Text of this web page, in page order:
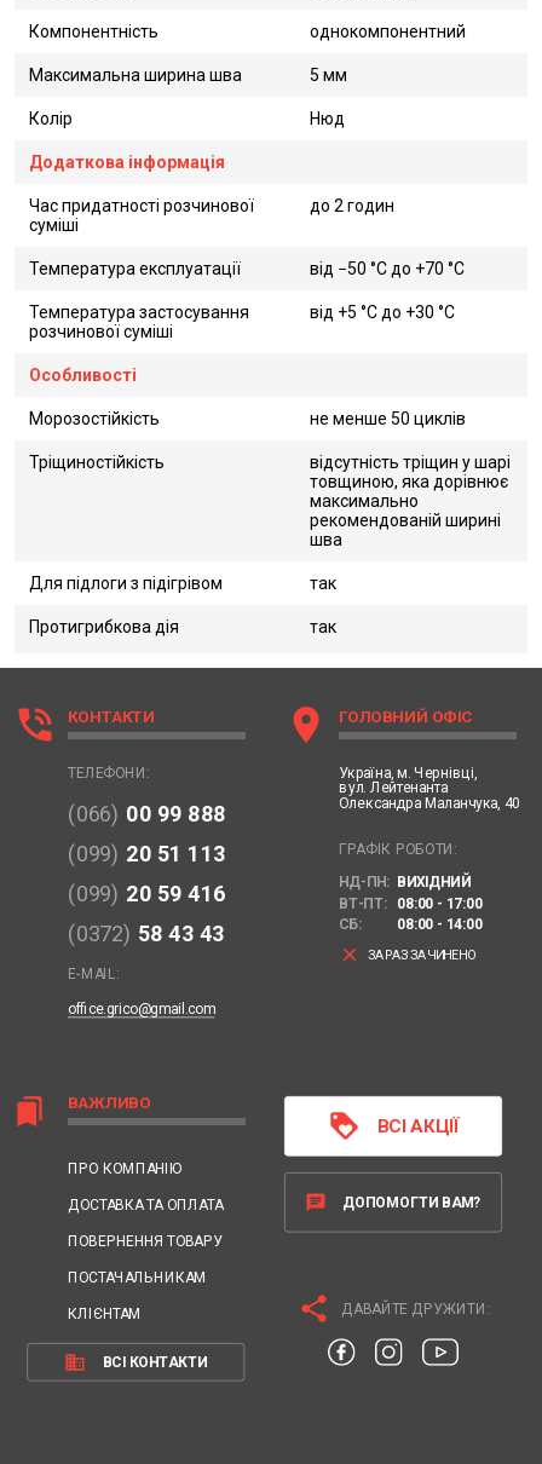
Компонентність однокомпонентний
Максимальна ширина шва 5 мм
Колір Нюд
Додаткова інформація
Час придатності розчинової
суміші
до 2 годин
Температура експлуатації від −50 °C до +70 °C
Температура застосування
розчинової суміші
від +5 °C до +30 °C
Особливості
Морозостійкість не менше 50 циклів
Тріщиностійкість
відсутність тріщин у шарі
товщиною, яка дорівнює
максимально
рекомендованій ширині
шва
Для підлоги з підігрівом так
Протигрибкова дія так
bookmarks ВАЖЛИВО
ПРО КОМПАНІЮ
ДОСТАВКА ТА ОПЛАТА
ПОВЕРНЕННЯ ТОВАРУ
ПОСТАЧАЛЬНИКАМ
КЛІЄНТАМ
business ВСІ КОНТАКТИ
phone_in_talk КОНТАКТИ
ТЕЛЕФОНИ:
(066) 00 99 888
(099) 20 51 113
(099) 20 59 416
(0372) 58 43 43
E-MAIL:
office.grico@gmail.com
location_on ГОЛОВНИЙ ОФІС
Україна, м. Чернівці,
вул. Лейтенанта
Олександра Маланчука, 40
ГРАФІК РОБОТИ:
НД-ПН: ВИХІДНИЙ
ВТ-ПТ:
08:00 - 17:00
СБ:
08:00 - 14:00
clear ЗАРАЗ ЗАЧИНЕНО
loyalty ВСІ АКЦІЇ
chat ДОПОМОГТИ ВАМ?
share ДАВАЙТЕ ДРУЖИТИ: